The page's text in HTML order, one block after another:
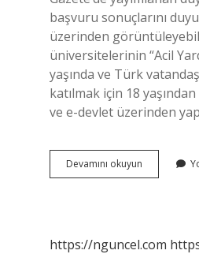
başvuru sonuçlarını
üzerinden
üniversitelerinin “Acil
yaşında ve Türk
katılmak için 18
ve e-devlet üzerinden
Devamını okuyun
Da
https://nguncel.com